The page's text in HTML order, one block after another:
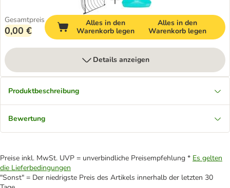
Gesamtpreis
0,00 €
Alles in den
Warenkorb legen
Alles in den
Warenkorb legen
Details anzeigen
Produktbeschreibung
Bewertung
Preise inkl. MwSt. UVP = unverbindliche Preisempfehlung * Es gelten
die Lieferbedingungen
"Sonst" = Der niedrigste Preis des Artikels innerhalb der letzten 30